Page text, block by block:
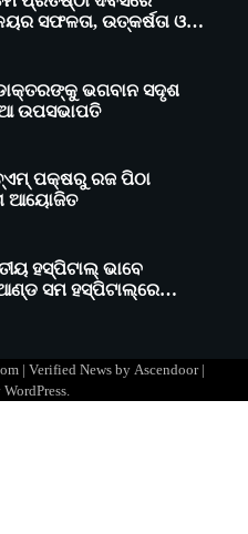
ଭଗବାନ ସଦୃଶ
ଉପସଭାପତି
ପକ୍ଷରୁ ରଜ ପିଠା
ଆୟୋଜିତ
ହସ୍ପିଟାଲ୍ ଭାବେ
ସମ ହସ୍ପିଟାଲ୍‌ରେ
କାର୍ଯ୍ୟକ୍ରମ ଅଧୀନରେ
୧୬ଟି କୃଷକ ପ୍ରଶିକ୍ଷଣ
ପ୍ରତିଷ୍ଠା ଦିବସରେ
ସଫଳତା, ଉତ୍କର୍ଷତା ଓ
| Verified News by Ascendoor|
WordPress.